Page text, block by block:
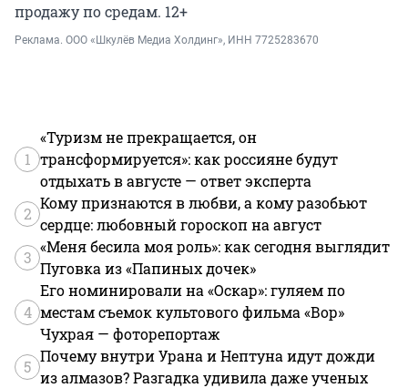
продажу по средам. 12+
Реклама. ООО «Шкулёв Медиа Холдинг», ИНН 7725283670
1
«Туризм не прекращается, он
трансформируется»: как россияне будут
отдыхать в августе — ответ эксперта
2
Кому признаются в любви, а кому разобьют
сердце: любовный гороскоп на август
3
«Меня бесила моя роль»: как сегодня выглядит
Пуговка из «Папиных дочек»
4
Его номинировали на «Оскар»: гуляем по
местам съемок культового фильма «Вор»
Чухрая — фоторепортаж
5
Почему внутри Урана и Нептуна идут дожди
из алмазов? Разгадка удивила даже ученых